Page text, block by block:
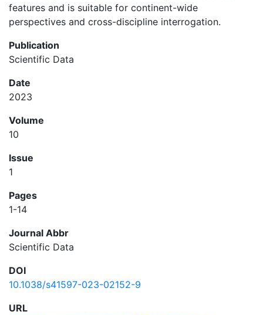
features and is suitable for continent-wide
perspectives and cross-discipline interrogation.
Publication
Scientific Data
Date
2023
Volume
10
Issue
1
Pages
1-14
Journal Abbr
Scientific Data
DOI
10.1038/s41597-023-02152-9
URL